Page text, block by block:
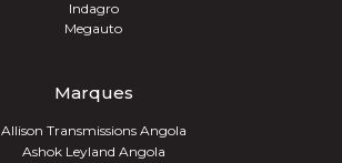
Indagro
Megauto
Marques
Allison Transmissions Angola
Ashok Leyland Angola